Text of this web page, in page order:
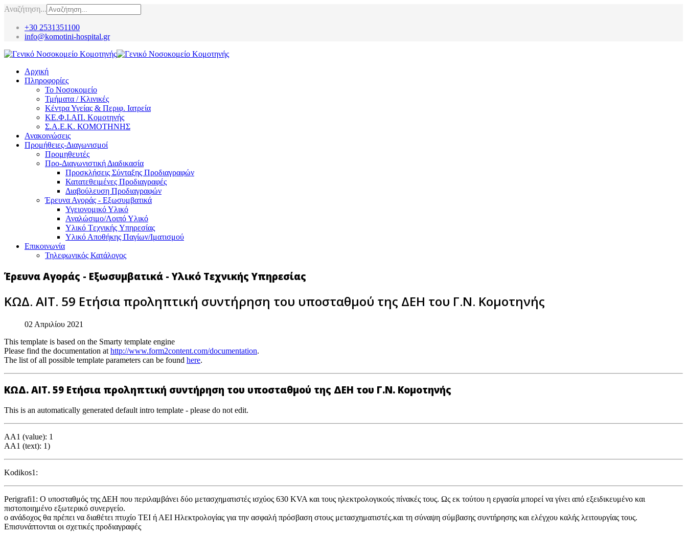
Αναζήτηση...
+30 2531351100
info@komotini-hospital.gr
Αρχική
Πληροφορίες
Το Νοσοκομείο
Τμήματα / Κλινικές
Κέντρα Υγείας & Περιφ. Ιατρεία
ΚΕ.Φ.Ι.ΑΠ. Κομοτηνής
Σ.Α.Ε.Κ. ΚΟΜΟΤΗΝΗΣ
Ανακοινώσεις
Προμήθειες-Διαγωνισμοί
Προμηθευτές
Προ-Διαγωνιστική Διαδικασία
Προσκλήσεις Σύνταξης Προδιαγραφών
Κατατεθειμένες Προδιαγραφές
Διαβούλευση Προδιαγραφών
Έρευνα Αγοράς - Εξωσυμβατικά
Υγειονομικό Υλικό
Αναλώσιμο/Λοιπό Υλικό
Υλικό Tεχνικής Yπηρεσίας
Υλικό Αποθήκης Παγίων/Ιματισμού
Επικοινωνία
Τηλεφωνικός Κατάλογος
Έρευνα Αγοράς - Εξωσυμβατικά - Υλικό Τεχνικής Υπηρεσίας
ΚΩΔ. ΑΙΤ. 59 Ετήσια προληπτική συντήρηση του υποσταθμού της ΔΕΗ του Γ.Ν. Κομοτηνής
02 Απριλίου 2021
This template is based on the Smarty template engine
Please find the documentation at http://www.form2content.com/documentation.
The list of all possible template parameters can be found here.
ΚΩΔ. ΑΙΤ. 59 Ετήσια προληπτική συντήρηση του υποσταθμού της ΔΕΗ του Γ.Ν. Κομοτηνής
This is an automatically generated default intro template - please do not edit.
AA1 (value): 1
AA1 (text): 1)
Kodikos1:
Perigrafi1: O υποσταθμός της ΔΕΗ που περιλαμβάνει δύο μετασχηματιστές ισχύος 630 KVA και τους ηλεκτρολογικούς πίνακές τους. Ως εκ τούτου η εργασία μπορεί να γίνει από εξειδικευμένο και
πιστοποιημένο εξωτερικό συνεργείο.
ο ανάδοχος θα πρέπει να διαθέτει πτυχίο ΤΕΙ ή ΑΕΙ Ηλεκτρολογίας για την ασφαλή πρόσβαση στους μετασχηματιστές.και τη σύναψη σύμβασης συντήρησης και ελέγχου καλής λειτουργίας τους.
Επισυνάπτονται οι σχετικές προδιαγραφές